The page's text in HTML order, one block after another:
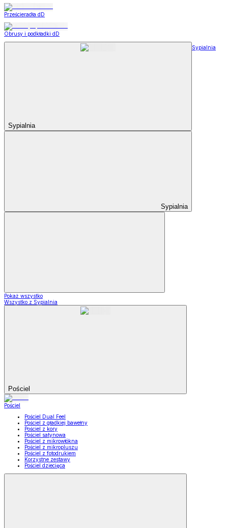
Prześcieradła dD
Obrusy i podkładki dD
Sypialnia
Sypialnia
Sypialnia
Pokaż wszystko
Wszystko z Sypialnia
Pościel
Pościel
Pościel Dual Feel
Pościel z gładkiej bawełny
Pościel z kory
Pościel satynowa
Pościel z mikrowłókna
Pościel z mikropluszu
Pościel z fotodrukiem
Korzystne zestawy
Pościel dziecięca